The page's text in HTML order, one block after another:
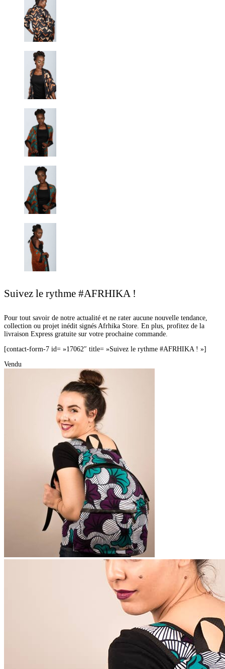
Suivez le rythme #AFRHIKA !
Pour tout savoir de notre actualité et ne rater aucune nouvelle tendance,
collection ou projet inédit signés Afrhika Store. En plus, profitez de la
livraison Express gratuite sur votre prochaine commande.
[contact-form-7 id= »17062″ title= »Suivez le rythme #AFRHIKA ! »]
Vendu